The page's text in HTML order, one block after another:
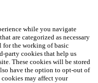
while you navigate
are categorized as necessary
for the working of basic
party cookies that help us
These cookies will be stored
have the option to opt-out of
may affect your